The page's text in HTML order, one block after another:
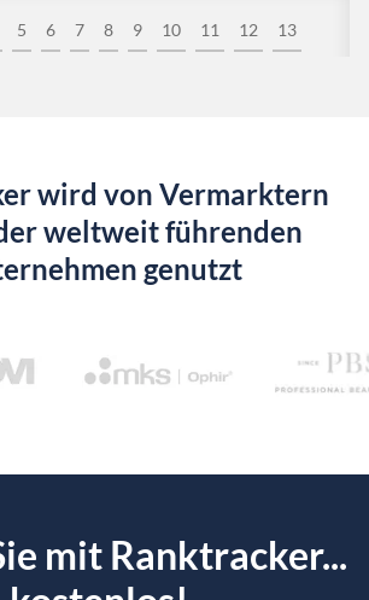
5 6 7 8 9 10 11 12 13
wird von Vermarktern
weltweit führenden
genutzt
mit Ranktracker...